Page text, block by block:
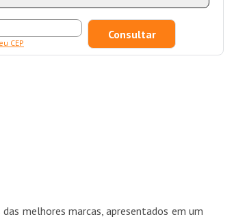
CEP
melhores marcas, apresentados em um